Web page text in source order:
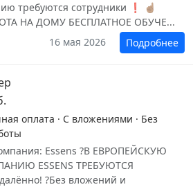
требуются сотрудники ❗ ☝🏽
НА ДОМУ БЕСПЛАТНОЕ ОБУЧЕ...
16 мая 2026
Подробнее
оплата · С вложениями · Без
Essens ?В ЕВРОПЕЙСКУЮ
ESSENS ТРЕБУЮТСЯ
?Без вложений и